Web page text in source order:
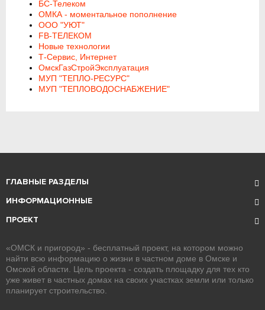
БС-Телеком
ОМКА - моментальное пополнение
ООО "УЮТ"
FB-ТЕЛЕКОМ
Новые технологии
Т-Сервис, Интернет
ОмскГазСтройЭксплуатация
МУП "ТЕПЛО-РЕСУРС"
МУП "ТЕПЛОВОДОСНАБЖЕНИЕ"
ГЛАВНЫЕ РАЗДЕЛЫ
ИНФОРМАЦИОННЫЕ
ПРОЕКТ
«ОМСК и пригород» - бесплатный проект, на котором можно
найти всю информацию о жизни в частном доме в Омске и
Омской области. Цель проекта - создать площадку для тех кто
уже живет в частных домах на своих участках земли или только
планирует строительство.